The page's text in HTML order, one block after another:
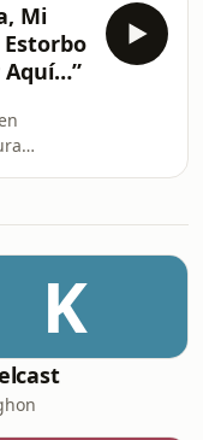
Mi
Estorbo
Aquí…”
K